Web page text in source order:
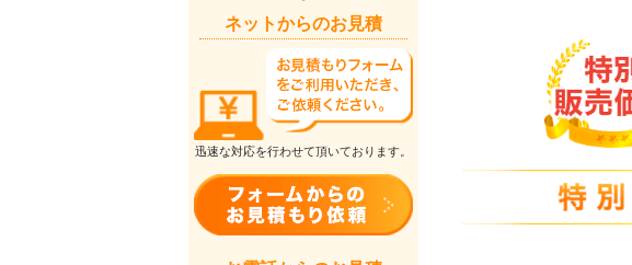
ネットからのお見積
迅速な対応を行わせて頂いております。